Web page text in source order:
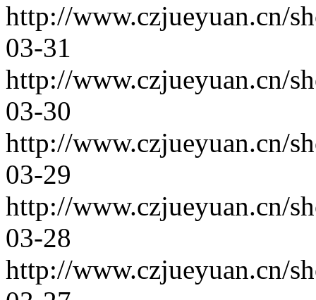
http://www.czjueyuan.cn/
03-31
http://www.czjueyuan.cn/
03-30
http://www.czjueyuan.cn/
03-29
http://www.czjueyuan.cn/
03-28
http://www.czjueyuan.cn/